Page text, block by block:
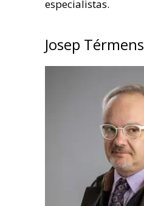
especialistas.
Josep Térmens